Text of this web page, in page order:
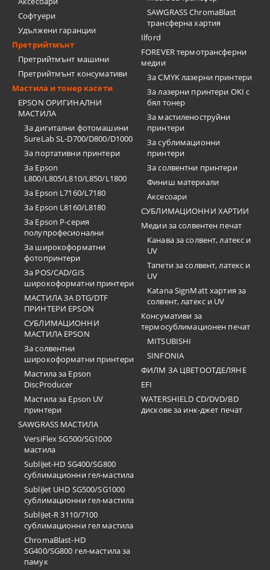
Софтуери
Удължени гаранции
Претрийтмънт
Претрийтмънт машини
Претрийтмънт консумативи
Мастила и тонер касети
EPSON ОРИГИНАЛНИ
МАСТИЛА
За дигитални фотомашини
SureLab SL-D700/D800/D1000
За портативни принтери
За Epson
L800/L805/L810/L850/L1800
За Epson L7160/L7180
За Epson L8160/L8180
За Epson P-серия
полупрофесионални
За широкоформатни
фотопринтери
За POS/CAD/GIS
широкоформатни принтери
МАСТИЛА ЗА DTG/DTF
ПРИНТЕРИ EPSON
СУБЛИМАЦИОННИ
МАСТИЛА EPSON
За солвентни
широкоформатни принтери
Мастила за Epson
DiscProducer
Мастила за Epson UV
принтери
SAWGRASS МАСТИЛА
VersiFlex SG500/SG1000
мастила
SubliJet-HD SG400/SG800
сублимационни гел-мастила
SubliJet UHD SG500/SG1000
сублимационни гел-мастила
SubliJet-R 3110/7100
сублимационни гел мастила
ChromaBlast-HD
SG400/SG800 гел-мастила за
памук
SAWGRASS ChromaBlast
трансферна хартия
Ilford
FOREVER термотрансферни
медии
За CMYK лазерни принтери
За лазерни принтери OKI с
бял тонер
За мастиленоструйни
принтери
За сублимационни
принтери
За солвентни принтери
Финиш материали
Аксесоари
СУБЛИМАЦИОННИ ХАРТИИ
Медии за солвентен печат
Канава за солвент, латекс и
UV
Тапети за солвент, латекс и
UV
Katana SignMatt хартия за
солвент, латекс и UV
Консумативи за
термосублимационен печат
MITSUBISHI
SINFONIA
ФИЛМ ЗА ЦВЕТООТДЕЛЯНЕ
EFI
WATERSHIELD CD/DVD/BD
дискове за инк-джет печат